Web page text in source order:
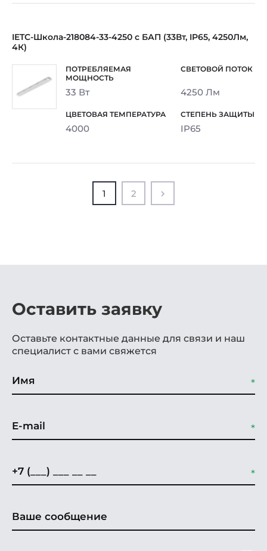
IETC-Школа-218084-33-4250 с БАП (33Вт, IP65, 4250Лм,
4К)
33 Вт 4250 Лм
4000 IP65
1 2
Оставить заявку
Оставьте контактные данные для связи и наш
специалист с вами свяжется